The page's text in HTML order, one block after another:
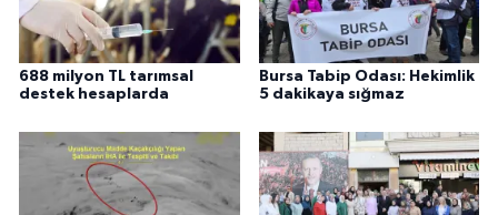
688 milyon TL tarımsal
destek hesaplarda
Bursa Tabip Odası: Hekimlik
5 dakikaya sığmaz